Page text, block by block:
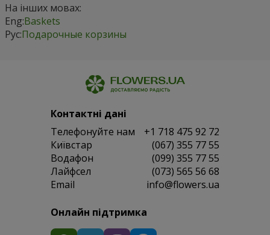
На інших мовах:
Eng:Baskets
Рус:Подарочные корзины
Контактні дані
Телефонуйте нам
+1 718 475 92 72
Київстар
(067) 355 77 55
Водафон
(099) 355 77 55
Лайфсел
(073) 565 56 68
Email
info@flowers.ua
Онлайн підтримка